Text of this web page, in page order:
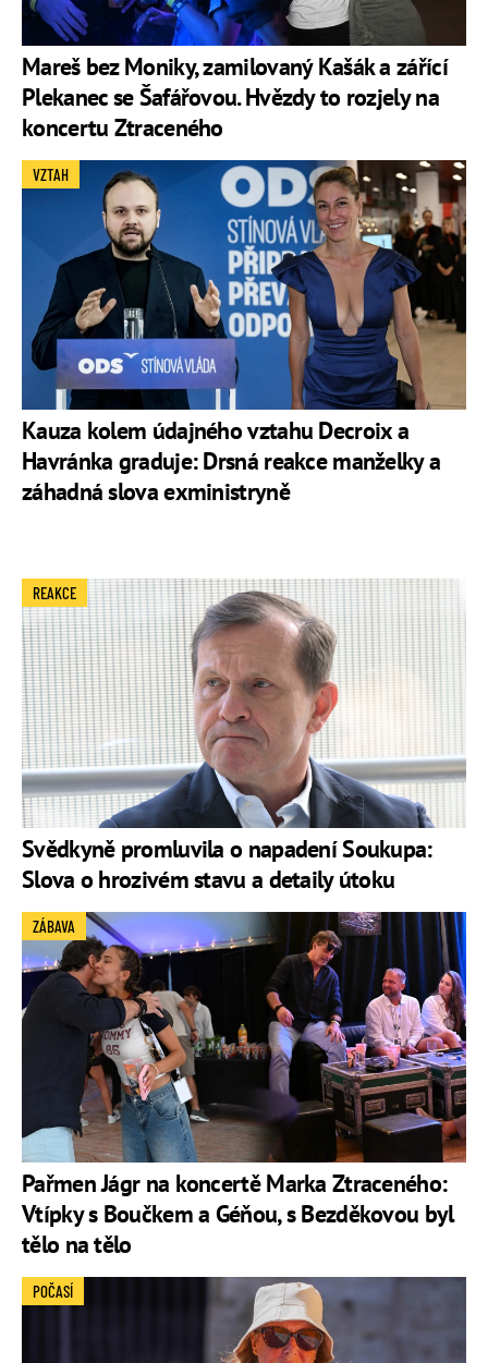
Mareš bez Moniky, zamilovaný Kašák a zářící
Plekanec se Šafářovou. Hvězdy to rozjely na
koncertu Ztraceného
Kauza kolem údajného vztahu Decroix a
Havránka graduje: Drsná reakce manželky a
záhadná slova exministryně
VZTAH
Svědkyně promluvila o napadení Soukupa:
Slova o hrozivém stavu a detaily útoku
REAKCE
Pařmen Jágr na koncertě Marka Ztraceného:
Vtípky s Boučkem a Géňou, s Bezděkovou byl
tělo na tělo
ZÁBAVA
POČASÍ